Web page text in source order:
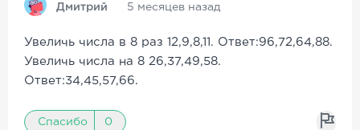
Дмитрий 5 месяцев назад
Увеличь числа в 8 раз 12,9,8,11. Ответ:96,72,64,88.
Увеличь числа на 8 26,37,49,58.
Ответ:34,45,57,66.
Спасибо 0